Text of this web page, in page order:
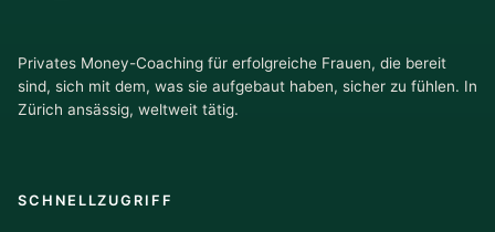
Privates Money-Coaching für erfolgreiche Frauen, die bereit
sind, sich mit dem, was sie aufgebaut haben, sicher zu fühlen. In
Zürich ansässig, weltweit tätig.
SCHNELLZUGRIFF